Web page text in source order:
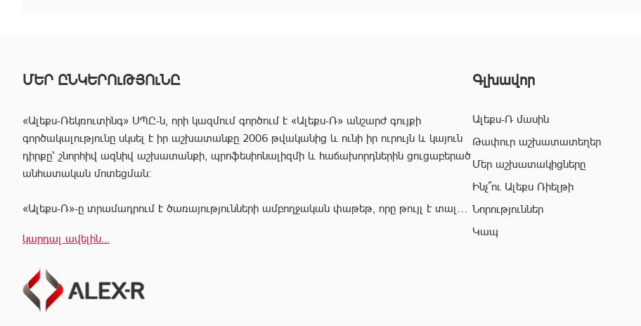
ՄԵՐ ԸՆԿԵՐՈւԹՅՈւՆԸ
«Ալեքս-Ռեկռուտինգ» ՍՊԸ-ն, որի կազմում գործում է «Ալեքս-Ռ» անշարժ գույքի
գործակալությունը սկսել է իր աշխատանքը 2006 թվականից և ունի իր ուրույն և կայուն
դիրքը՝ շնորհիվ ազնիվ աշխատանքի, պրոֆեսիոնալիզմի և հաճախորդներին ցուցաբերած
անհատական մոտեցման:
«Ալեքս-Ռ»-ը տրամադրում է ծառայությունների ամբողջական փաթեթ, որը թույլ է տալիս
Համապատասխան որակավոման և բազմամյա փորձի շնորհիվ՝ «Ալեքս-Ռ» ընկերության
գործարքներ՝ ապահովելով գործարքի գաղտնիությունը, և զերծ մնալ գործարքի
ընթացքում բարձր ռիսկերից՝ հասցնելով դրանք նվազագույնի:
կարդալ ավելին...
Գլխավոր
Ալեքս-Ռ մասին
Թափուր աշխատատեղեր
Մեր աշխատակիցները
Ինչ՞ու Ալեքս Ռիելթի
Նորություններ
Կապ